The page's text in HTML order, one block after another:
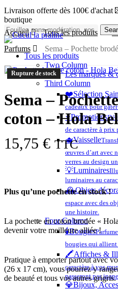
Skip
to
main
content
Livraison offerte dès 100€ d'achat
boutique
Close
Search
Tous les produits
Two Column
Les marques &
Third Column
❤️​Sélection
cadeaux pour
⭐️Promotions
de caractère à prix
🫖Vaisselle
œuvres d’art avec
verres au design
💡Luminaires
luminaires au
🕰️Objets
espace avec des
une histoire.
Four Column
🕯️Bougies
bougies qui allient
🖍️Affiches &
caractère à vos
passeront pas
💎Bijoux,
Accueil Tous les produits
Parfums
Sema – Pochette
Rupture de stock
Sema –
coton – Hola
15,75 € TTC
Plus qu’une pochette en stock !
La pochette en coton brodée «
devenir votre meilleure alliée !
Pratique à emporter partout avec
(26 x 17 cm), vous pourrez y
de beauté et tous vos autres grigris.